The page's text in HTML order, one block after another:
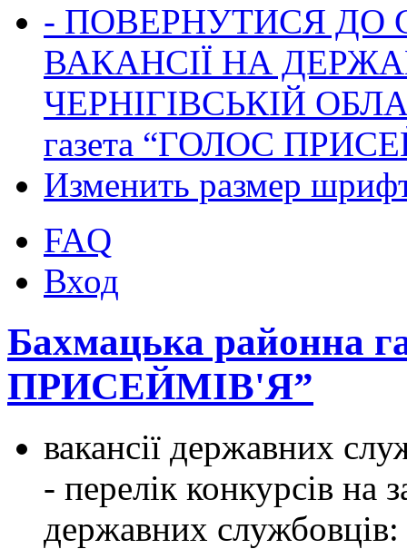
- ПОВЕРНУТИСЯ ДО
ВАКАНСІЇ НА
ЧЕРНІГІВСЬКІЙ
газета “ГОЛОС
Изменить размер
FAQ
Вход
Бахмацька районна
ПРИСЕЙМІВ'Я”
вакансії державних
- перелік конкурсів на
державних службовців: